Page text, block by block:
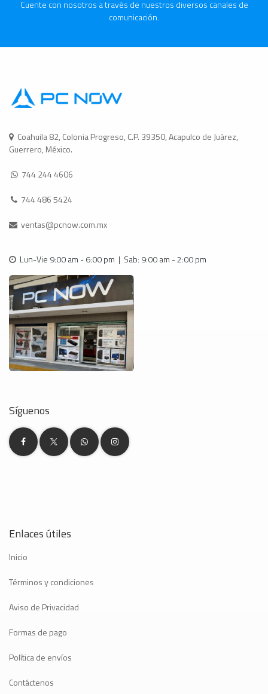
Cuente con nosotros a través de nuestros diversos canales de
comunicación.
Coahuila 82, Colonia Progreso, C.P. 39350, Acapulco de Juárez,
Guerrero, México.
744 244 4606
744 486 5424
ventas@pcnow.com.mx
Lun-Vie 9:00 am - 6:00 pm | Sab: 9:00 am - 2:00 pm
Síguenos
Enlaces útiles
Inicio
Términos y condiciones
Aviso de Privacidad
Formas de pago
Política de envíos
Contáctenos